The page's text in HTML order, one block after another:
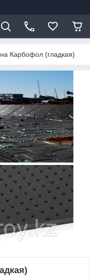
Карбофол (гладкая)